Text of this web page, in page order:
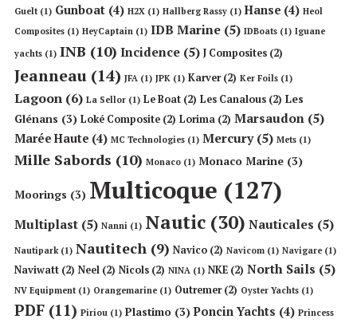
Guelt(1) Gunboat (4) H2X (1) Hallberg Rassy (1) Hanse (4) Heol
Composites (1) HeyCaptain (1) IDB Marine (5) IDBoats (1) Iguane
yachts (1) INB (10) Incidence (5) J Composites (2)
Jeanneau (14) JFA (1) JPK (1) Karver(2) Ker Foils (1)
Lagoon (6) La Sellor (1) Le Boat (2) Les Canalous (2) Les
Glénans (3) Loké Composite (2) Lorima (2) Marsaudon (5)
Marée Haute (4) MC Technologies (1) Mercury(5) Mets (1)
Mille Sabords (10) Monaco (1) Monaco Marine (3)
Moorings (3) Multicoque (127)
Multiplast (5) Nanni (1) Nautic (30) Nauticales (5)
Nautipark(1) Nautitech (9) Navico (2) Navicom (1) Navigare (1)
Naviwatt (2) Neel (2) Nicols (2) NINA (1) NKE (2) North Sails (5)
NV Equipment(1) Orangemarine (1) Outremer(2) Oyster Yachts (1)
PDF (11) Piriou (1) Plastimo (3) Poncin Yachts (4) Princess